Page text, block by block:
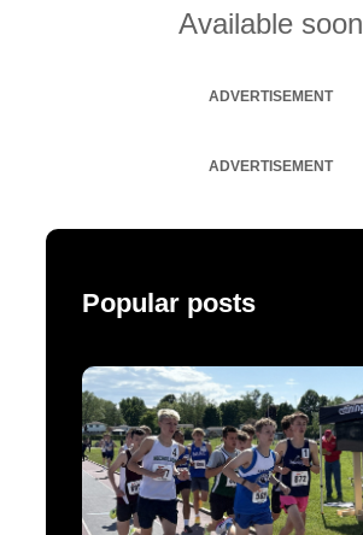
Available soon
ADVERTISEMENT
ADVERTISEMENT
Popular posts